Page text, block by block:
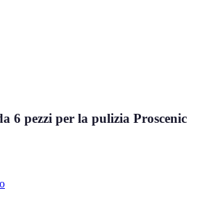
6 pezzi per la pulizia Proscenic